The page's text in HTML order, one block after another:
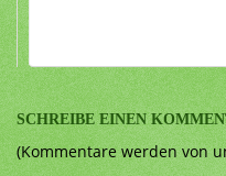
SCHREIBE EINEN
(Kommentare werden von